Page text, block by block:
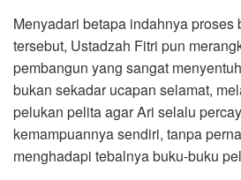
Menyadari betapa indahnya
tersebut, Ustadzah Fitri pun
pembangun yang sangat
bukan sekadar ucapan selamat,
pelukan pelita agar Ari selalu
kemampuannya sendiri, tanpa
menghadapi tebalnya buku-buku